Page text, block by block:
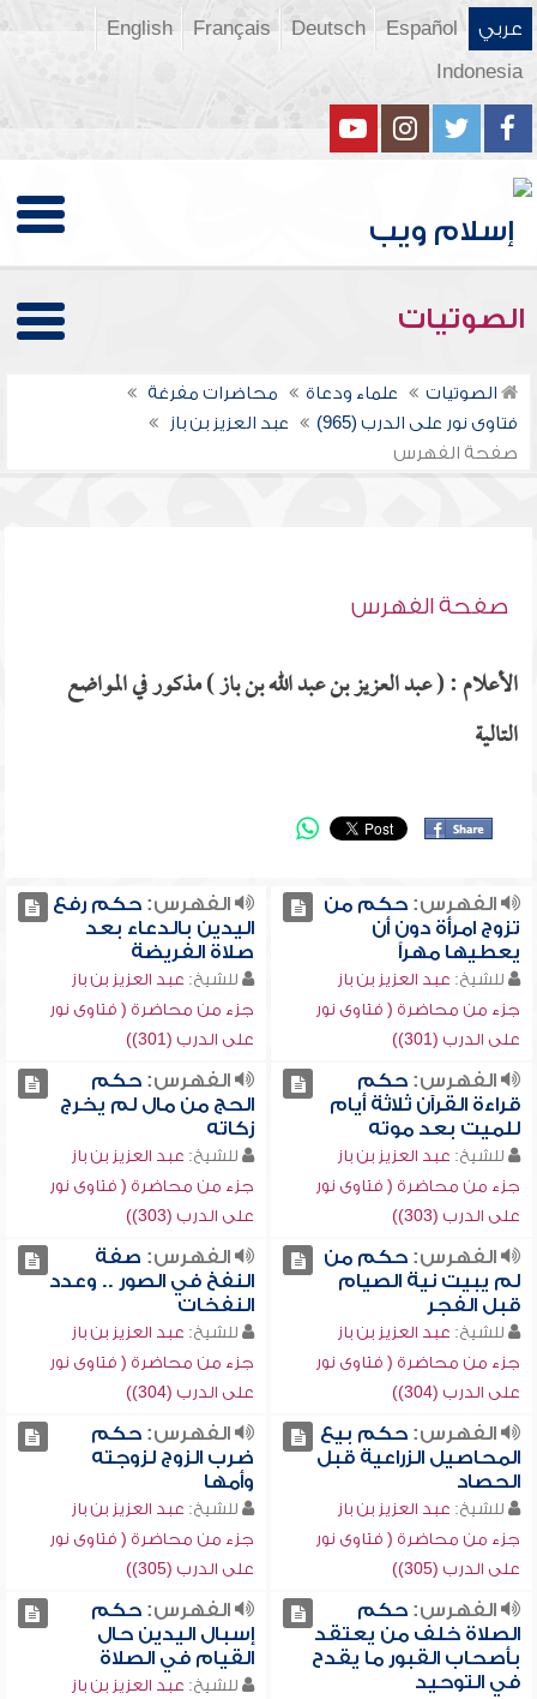
عربي Español
Deutsch
Français
English
Indonesia
الصوتيات
الصوتيات علماء ودعاة
محاضرات مفرغة
فتاوى نور على الدرب (965)
عبد العزيز بن باز
صفحة الفهرس
صفحة الفهرس
الأعلام : ( عبد العزيز بن عبد الله بن باز ) مذكور في المواضع
التالية
الفهرس:حكم من
تزوج امرأة دون أن
يعطيها مهراً
للشيخ: عبد العزيز بن باز
جزء من محاضرة ( فتاوى نور
على الدرب (301))
الفهرس:حكم رفع
اليدين بالدعاء بعد
صلاة الفريضة
للشيخ: عبد العزيز بن باز
جزء من محاضرة ( فتاوى نور
على الدرب (301))
الفهرس:حكم
قراءة القرآن ثلاثة أيام
للميت بعد موته
للشيخ: عبد العزيز بن باز
جزء من محاضرة ( فتاوى نور
على الدرب (303))
الفهرس:حكم
الحج من مال لم يخرج
زكاته
للشيخ: عبد العزيز بن باز
جزء من محاضرة ( فتاوى نور
على الدرب (303))
الفهرس:حكم من
لم يبيت نية الصيام
قبل الفجر
للشيخ: عبد العزيز بن باز
جزء من محاضرة ( فتاوى نور
على الدرب (304))
الفهرس: صفة
النفخ في الصور .. وعدد
النفخات
للشيخ: عبد العزيز بن باز
جزء من محاضرة ( فتاوى نور
على الدرب (304))
الفهرس:حكم بيع
المحاصيل الزراعية قبل
الحصاد
للشيخ: عبد العزيز بن باز
جزء من محاضرة ( فتاوى نور
على الدرب (305))
الفهرس:حكم
ضرب الزوج لزوجته
وأمها
للشيخ: عبد العزيز بن باز
جزء من محاضرة ( فتاوى نور
على الدرب (305))
الفهرس:حكم
الصلاة خلف من يعتقد
بأصحاب القبور ما يقدح
في التوحيد
الفهرس:حكم
إسبال اليدين حال
القيام في الصلاة
للشيخ: عبد العزيز بن باز